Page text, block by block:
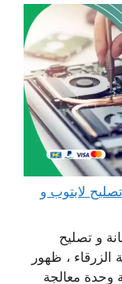
مهندس كمبيوتر الضباعية 65511033 تصليح لابتوب و
و تصليح
، ظهور
وحدة معالجة